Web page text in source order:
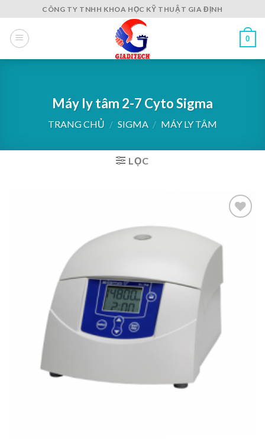
to
content
CÔNG TY TNHH KHOA HỌC KỸ THUẬT GIA ĐỊNH
0
Máy ly tâm 2-7 Cyto Sigma
TRANG CHỦ / SIGMA / MÁY LY TÂM
LỌC